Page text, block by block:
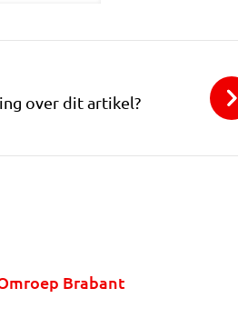
over dit artikel?
Brabant